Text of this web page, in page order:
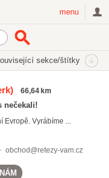
menu
sekce/štítky
související štítky
66,64 km
nečekali!
Evropě. Vyrábíme ...
obchod@retezy-vam.cz